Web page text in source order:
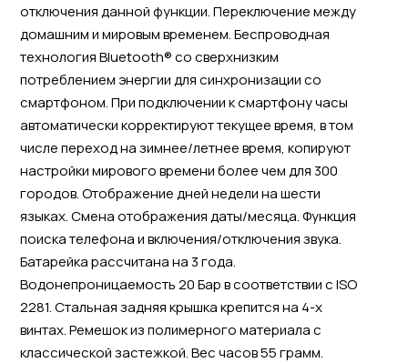
отключения данной функции. Переключение между
домашним и мировым временем. Беспроводная
технология Bluetooth® со сверхнизким
потреблением энергии для синхронизации со
смартфоном. При подключении к смартфону часы
автоматически корректируют текущее время, в том
числе переход на зимнее/летнее время, копируют
настройки мирового времени более чем для 300
городов. Отображение дней недели на шести
языках. Смена отображения даты/месяца. Функция
поиска телефона и включения/отключения звука.
Батарейка рассчитана на 3 года.
Водонепроницаемость 20 Бар в соответствии с ISO
2281. Стальная задняя крышка крепится на 4-х
винтах. Ремешок из полимерного материала с
классической застежкой. Вес часов 55 грамм.